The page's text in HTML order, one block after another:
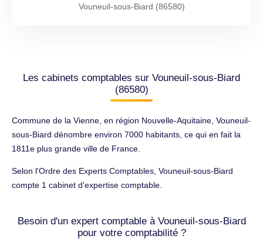
Vouneuil-sous-Biard (86580)
Les cabinets comptables sur Vouneuil-sous-Biard
(86580)
Commune de la Vienne, en région Nouvelle-Aquitaine, Vouneuil-
sous-Biard dénombre environ 7000 habitants, ce qui en fait la
1811e plus grande ville de France.
Selon l'Ordre des Experts Comptables, Vouneuil-sous-Biard
compte 1 cabinet d'expertise comptable.
Besoin d'un expert comptable à Vouneuil-sous-Biard
pour votre comptabilité ?